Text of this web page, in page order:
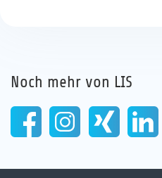
Noch mehr von LIS